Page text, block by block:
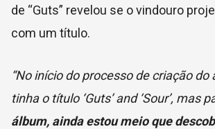
de “Guts” revelou se o vindouro
com um título.
“No início do processo de criação do
tinha o título ‘Guts’ and ‘Sour’, mas
álbum, ainda estou meio que